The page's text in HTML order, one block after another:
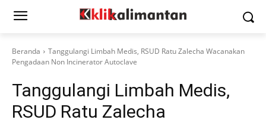
Beranda
Tanggulangi Limbah Medis, RSUD Ratu Zalecha Wacanakan
Pengadaan Non Incinerator Autoclave
Tanggulangi Limbah Medis,
RSUD Ratu Zalecha